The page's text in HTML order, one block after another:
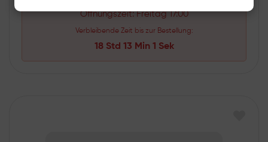
Öffnungszeit: Freitag 17:00
Verbleibende Zeit bis zur Bestellung:
18 Std 13 Min 0 Sek